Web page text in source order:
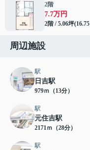
2階
7.7万円
2階 / 5.06坪
周辺施設
駅
日吉駅
979ｍ（13分）
駅
元住吉駅
2171ｍ（28分）
駅